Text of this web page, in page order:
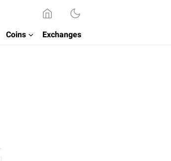
Coins Exchanges